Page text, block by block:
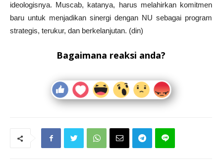
ideologisnya. Muscab, katanya, harus melahirkan komitmen
baru untuk menjadikan sinergi dengan NU sebagai program
strategis, terukur, dan berkelanjutan. (din)
Bagaimana reaksi anda?